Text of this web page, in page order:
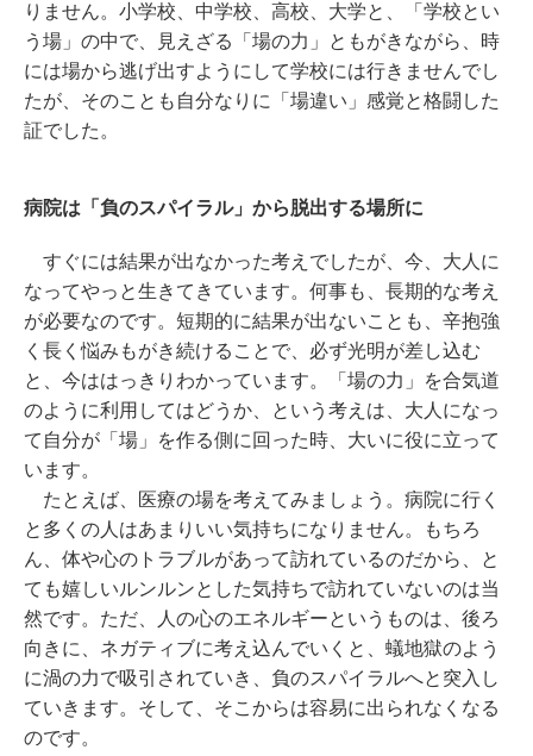
りません。小学校、中学校、高校、大学と、「学校とい
う場」の中で、見えざる「場の力」ともがきながら、時
には場から逃げ出すようにして学校には行きませんでし
たが、そのことも自分なりに「場違い」感覚と格闘した
証でした。
病院は「負のスパイラル」から脱出する場所に
すぐには結果が出なかった考えでしたが、今、大人に
なってやっと生きてきています。何事も、長期的な考え
が必要なのです。短期的に結果が出ないことも、辛抱強
く長く悩みもがき続けることで、必ず光明が差し込む
と、今ははっきりわかっています。「場の力」を合気道
のように利用してはどうか、という考えは、大人になっ
て自分が「場」を作る側に回った時、大いに役に立って
います。
たとえば、医療の場を考えてみましょう。病院に行く
と多くの人はあまりいい気持ちになりません。もちろ
ん、体や心のトラブルがあって訪れているのだから、と
ても嬉しいルンルンとした気持ちで訪れていないのは当
然です。ただ、人の心のエネルギーというものは、後ろ
向きに、ネガティブに考え込んでいくと、蟻地獄のよう
に渦の力で吸引されていき、負のスパイラルへと突入し
ていきます。そして、そこからは容易に出られなくなる
のです。